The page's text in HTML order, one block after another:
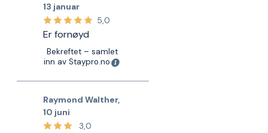
13 januar
5,0
Er fornøyd
Bekreftet – samlet
inn av Staypro.no
Raymond Walther,
10 juni
3,0